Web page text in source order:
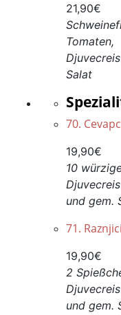
21,90€
Tomaten,
Salat
70.
19,90€
10
Djuvecreis
und gem.
71.
19,90€
2
Djuvecreis
und gem.